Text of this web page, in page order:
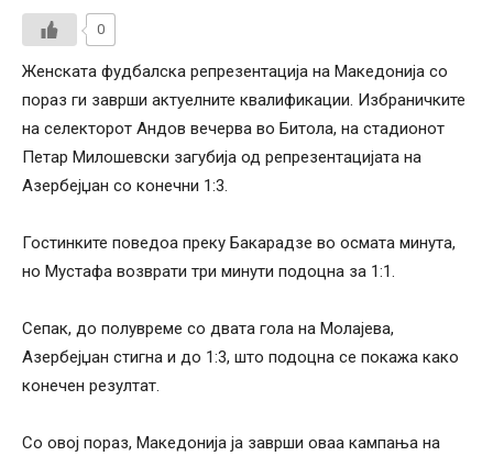
0
Женската фудбалска репрезентација на Македонија со
пораз ги заврши актуелните квалификации. Избраничките
на селекторот Андов вечерва во Битола, на стадионот
Петар Милошевски загубија од репрезентацијата на
Азербејџан со конечни 1:3.
Гостинките поведоа преку Бакарадзе во осмата минута,
но Мустафа возврати три минути подоцна за 1:1.
Сепак, до полувреме со двата гола на Молајева,
Азербејџан стигна и до 1:3, што подоцна се покажа како
конечен резултат.
Со овој пораз, Македонија ја заврши оваа кампања на